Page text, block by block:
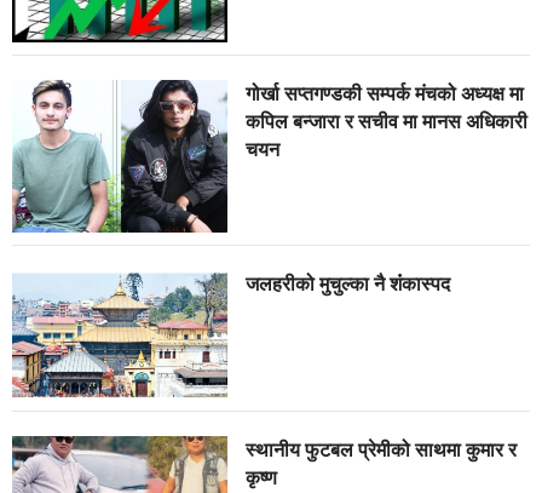
गोर्खा सप्तगण्डकी सम्पर्क मंचको अध्यक्ष मा
कपिल बन्जारा र सचीव मा मानस अधिकारी
चयन
जलहरीको मुचुल्का नै शंंकास्पद
स्थानीय फुटबल प्रेमीको साथमा कुमार र
कृष्ण